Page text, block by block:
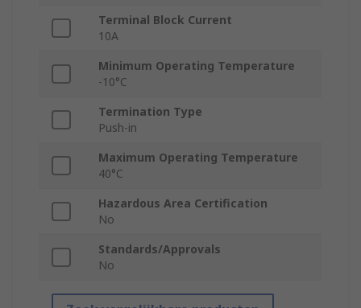
Terminal Block Current
10A
Minimum Operating Temperature
-10°C
Termination Type
Push-in
Maximum Operating Temperature
40°C
Hazardous Area Certification
No
Standards/Approvals
No